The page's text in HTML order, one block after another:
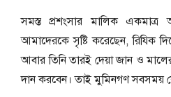
সমস্ত প্রশংসার মালিক একমাত্র
আমাদেরকে সৃষ্টি করেছেন, রিযিক
আবার তিনি তারই দেয়া জান ও
দান করবেন। তাই মুমিনগণ সবসময়